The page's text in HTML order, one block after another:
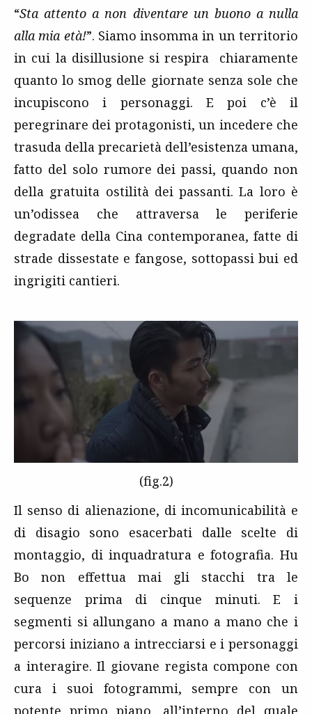
“Sta attento a non diventare un buono a nulla
alla mia età!”. Siamo insomma in un territorio
in cui la disillusione si respira chiaramente
quanto lo smog delle giornate senza sole che
incupiscono i personaggi. E poi c’è il
peregrinare dei protagonisti, un incedere che
trasuda della precarietà dell’esistenza umana,
fatto del solo rumore dei passi, quando non
della gratuita ostilità dei passanti. La loro è
un’odissea che attraversa le periferie
degradate della Cina contemporanea, fatte di
strade dissestate e fangose, sottopassi bui ed
ingrigiti cantieri.
(fig.2)
Il senso di alienazione, di incomunicabilità e
di disagio sono esacerbati dalle scelte di
montaggio, di inquadratura e fotografia. Hu
Bo non effettua mai gli stacchi tra le
sequenze prima di cinque minuti. E i
segmenti si allungano a mano a mano che i
percorsi iniziano a intrecciarsi e i personaggi
a interagire. Il giovane regista compone con
cura i suoi fotogrammi, sempre con un